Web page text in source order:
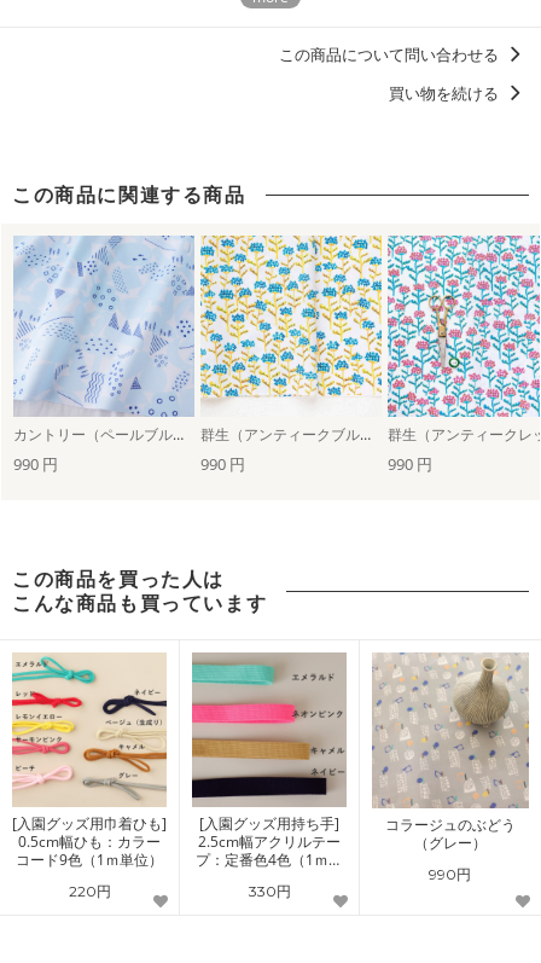
この商品について問い合わせる
買い物を続ける
この商品に関連する商品
カントリー（ペールブルー） 群生（アンティークブルー）
990 円 990 円 990 円
この商品を買った人は
こんな商品も買っています
[入園グッズ用巾着ひも]
0.5cm幅ひも：カラー
コード9色（1ｍ単位）
220円
[入園グッズ用持ち手]
2.5cm幅アクリルテー
プ：定番色4色（1ｍ単
330円
コラージュのぶどう
（グレー）
990円